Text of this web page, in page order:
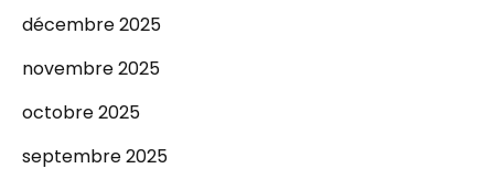
décembre 2025
novembre 2025
octobre 2025
septembre 2025